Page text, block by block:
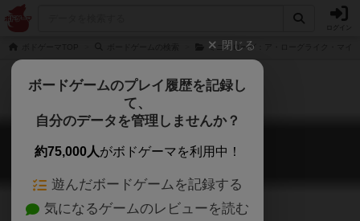
ミニ・ローグ：ア・ローグライク・マイ
ミニ・ローグ
Mini Rogue
閉じる
ボードゲームのプレイ履歴を記録し
て、
自分のデータを管理しませんか？
約75,000人がボドゲーマを利用中！
遊んだボードゲームを記録する
気になるゲームのレビューを読む